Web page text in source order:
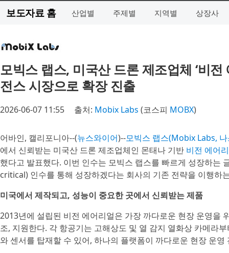
보도자료 홈 산업별 주제별 지역별 상장사
모빅스 랩스, 미국산 드론 제조업체 ‘비
전스 시장으로 확장 진출
2026-06-07 11:55 출처: Mobix Labs (코스피 MOBX)
어바인, 캘리포니아--(뉴스와이어)--모빅스 랩스(Mobix Labs,
에서 신뢰받는 미국산 드론 제조업체인 몬태나 기반 비전 에어
했다고 발표했다. 이번 인수는 모빅스 랩스를 빠르게 성장하
critical) 인수를 통해 성장하겠다는 회사의 기존 전략을 이행하
미국에서 제작되고, 성능이 중요한 곳에서 신뢰받는 제품
2013년에 설립된 비전 에어리얼은 가장 까다로운 현장 운영을
조, 지원한다. 각 항공기는 고해상도 및 열 감지 열화상 카메라
와 센서를 탑재할 수 있어, 하나의 플랫폼이 까다로운 현장 운